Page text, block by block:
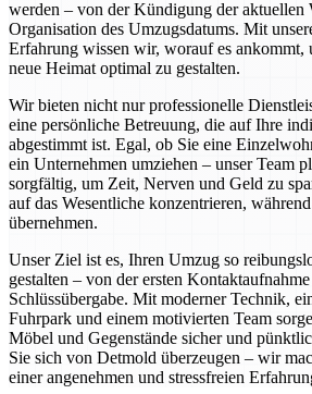
werden – von der Kündigung der aktuellen
Organisation des Umzugsdatums. Mit
Erfahrung wissen wir, worauf es ankommt,
neue Heimat optimal zu gestalten.
Wir bieten nicht nur professionelle
eine persönliche Betreuung, die auf Ihre
abgestimmt ist. Egal, ob Sie eine
ein Unternehmen umziehen – unser Team
sorgfältig, um Zeit, Nerven und Geld zu
auf das Wesentliche konzentrieren,
übernehmen.
Unser Ziel ist es, Ihren Umzug so
gestalten – von der ersten
Schlüssübergabe. Mit moderner Technik,
Fuhrpark und einem motivierten Team
Möbel und Gegenstände sicher und
Sie sich von Detmold überzeugen – wir
einer angenehmen und stressfreien